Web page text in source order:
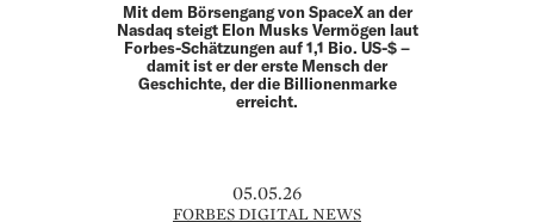
Mit dem Börsengang von SpaceX an der
Nasdaq steigt Elon Musks Vermögen laut
Forbes-Schätzungen auf 1,1 Bio. US-$ –
damit ist er der erste Mensch der
Geschichte, der die Billionenmarke
erreicht.
05.05.26
FORBES DIGITAL NEWS